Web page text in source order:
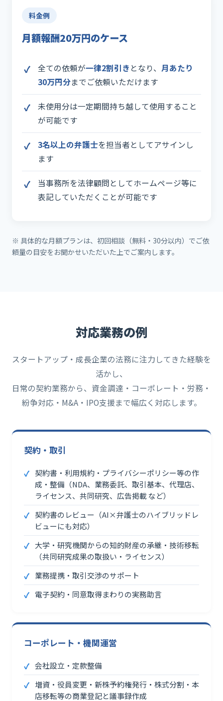
料金例
月額報酬20万円のケース
全ての依頼が一律2割引き となり、 月あたり
30万円分までご依頼いただけます
未使用分は一定期間持ち越して使用すること
が可能です
3名以上の弁護士を担当者としてアサインし
ます
当事務所を法律顧問としてホームページ等に
表記していただくことが可能です
※ 具体的な月額プランは、初回相談（無料・30分以内）でご依
頼量の目安をお聞かせいただいた上でご案内します。
対応業務の例
スタートアップ・成長企業の法務に注力してきた経験を
活かし、
日常の契約業務から、資金調達・コーポレート・労務・
紛争対応・M&A・IPO支援まで幅広く対応します。
契約・取引
契約書・利用規約・プライバシーポリシー等の作
成・整備（NDA、業務委託、取引基本、代理店、
ライセンス、共同研究、広告掲載 など）
契約書のレビュー（AI×弁護士のハイブリッドレ
ビューにも対応）
大学・研究機関からの知的財産の承継・技術移転
（共同研究成果の取扱い・ライセンス）
業務提携・取引交渉のサポート
電子契約・同意取得まわりの実務助言
コーポレート・機関運営
会社設立・定款整備
増資・役員変更・新株予約権発行・株式分割・本
店移転等の商業登記と議事録作成